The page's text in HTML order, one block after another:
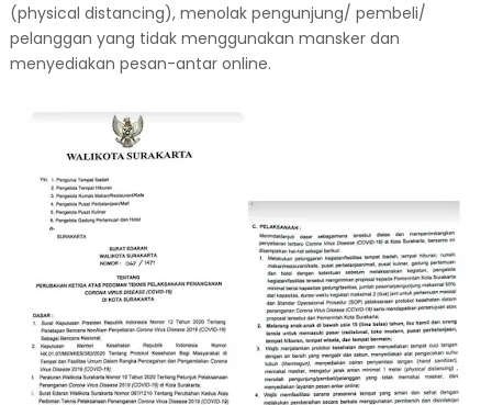
(physical distancing), menolak pengunjung/ pembeli/
pelanggan yang tidak menggunakan mansker dan
menyediakan pesan-antar online.